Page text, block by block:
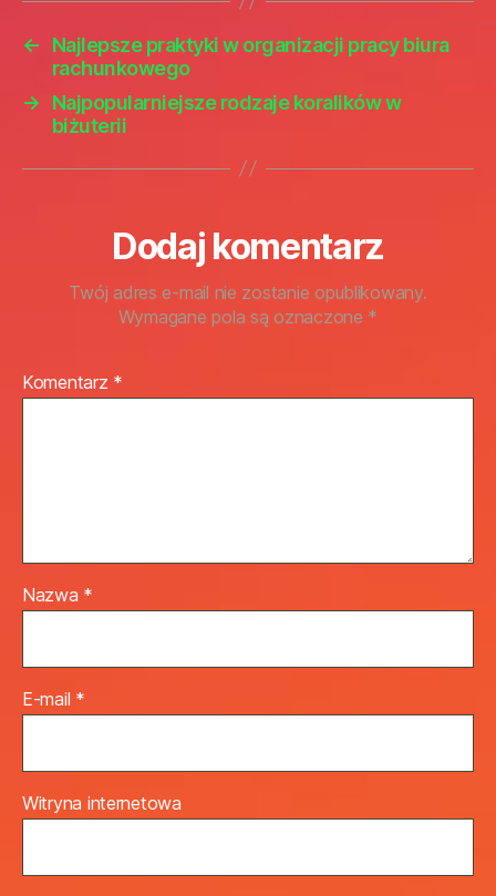
←
Najlepsze praktyki w organizacji pracy biura
rachunkowego
→
Najpopularniejsze rodzaje koralików w
biżuterii
Dodaj komentarz
Twój adres e-mail nie zostanie opublikowany.
Wymagane pola są oznaczone *
Komentarz *
Nazwa *
E-mail *
Witryna internetowa